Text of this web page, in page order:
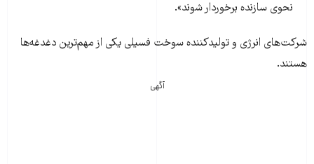
نحوی سازنده برخوردار شوند».
شرکت‌های انرژی و تولیدکننده سوخت فسیلی یکی از مهم‌ترین دغدغه‌ها
هستند.
آگهی